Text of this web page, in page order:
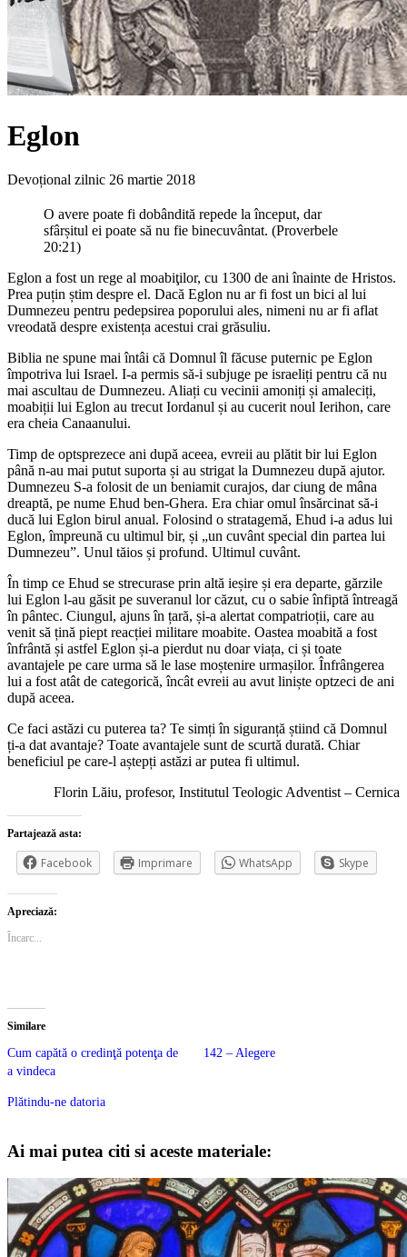
Eglon
Devoțional zilnic 26 martie 2018
O avere poate fi dobândită repede la început, dar
sfârșitul ei poate să nu fie binecuvântat. (Proverbele
20:21)
Eglon a fost un rege al moabiţilor, cu 1300 de ani înainte de Hristos.
Prea puțin știm despre el. Dacă Eglon nu ar fi fost un bici al lui
Dumnezeu pentru pedepsirea poporului ales, nimeni nu ar fi aflat
vreodată despre existența acestui crai grăsuliu.
Biblia ne spune mai întâi că Domnul îl făcuse puternic pe Eglon
împotriva lui Israel. I-a permis să-i subjuge pe israeliți pentru că nu
mai ascultau de Dumnezeu. Aliați cu vecinii amoniți și amaleciți,
moabiții lui Eglon au trecut Iordanul și au cucerit noul Ierihon, care
era cheia Canaanului.
Timp de optsprezece ani după aceea, evreii au plătit bir lui Eglon
până n-au mai putut suporta și au strigat la Dumnezeu după ajutor.
Dumnezeu S-a folosit de un beniamit curajos, dar ciung de mâna
dreaptă, pe nume Ehud ben-Ghera. Era chiar omul însărcinat să-i
ducă lui Eglon birul anual. Folosind o stratagemă, Ehud i-a adus lui
Eglon, împreună cu ultimul bir, și „un cuvânt special din partea lui
Dumnezeu”. Unul tăios și profund. Ultimul cuvânt.
În timp ce Ehud se strecurase prin altă ieșire și era departe, gărzile
lui Eglon l-au găsit pe suveranul lor căzut, cu o sabie înfiptă întreagă
în pântec. Ciungul, ajuns în țară, și-a alertat compatrioții, care au
venit să țină piept reacției militare moabite. Oastea moabită a fost
înfrântă și astfel Eglon și-a pierdut nu doar viața, ci și toate
avantajele pe care urma să le lase moștenire urmașilor. Înfrângerea
lui a fost atât de categorică, încât evreii au avut liniște optzeci de ani
după aceea.
Ce faci astăzi cu puterea ta? Te simți în siguranță știind că Domnul
ți-a dat avantaje? Toate avantajele sunt de scurtă durată. Chiar
beneficiul pe care-l aștepți astăzi ar putea fi ultimul.
Florin Lăiu, profesor, Institutul Teologic Adventist – Cernica
Partajează asta:
Facebook Imprimare WhatsApp Skype
Apreciază:
Încarc...
Similare
Cum capătă o credinţă potenţa de
a vindeca
142 – Alegere
Plătindu-ne datoria
Ai mai putea citi si aceste materiale: